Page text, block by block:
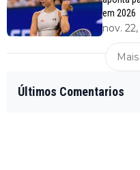
em 2026
nov.
Últimos Comentarios